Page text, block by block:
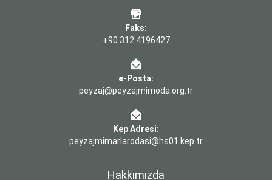
Faks:
+90 312 4196427
e-Posta:
peyzaj@peyzajmimoda.org.tr
Kep Adresi:
peyzajmimarlarodasi@hs01.kep.tr
Hakkımızda